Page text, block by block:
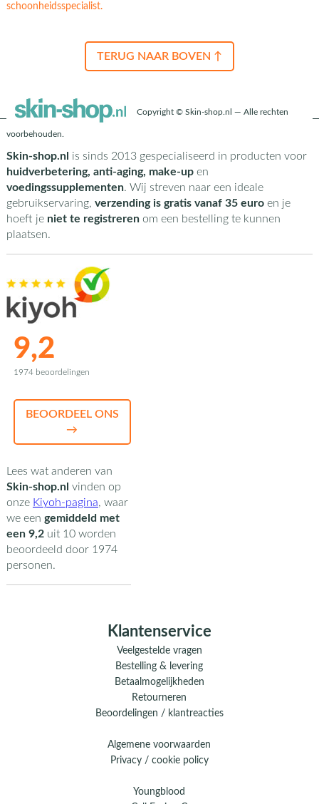
schoonheidsspecialist.
TERUG NAAR BOVEN ↑
Copyright © Skin-shop.nl — Alle rechten
voorbehouden.
Skin-shop.nl is sinds 2013 gespecialiseerd in producten voor
huidverbetering, anti-aging, make-upen
voedingssupplementen. Wij streven naar een ideale
gebruikservaring, verzending is gratis vanaf 35 euroen je
hoeft je niet te registrerenom een bestelling te kunnen
plaatsen.
9,2
1974 beoordelingen
BEOORDEEL ONS
→
Lees wat anderen van
Skin-shop.nl vinden op
onze Kiyoh-pagina, waar
we een gemiddeld met
een 9,2uit 10worden
beoordeeld door 1974
personen.
Klantenservice
Veelgestelde vragen
Bestelling & levering
Betaalmogelijkheden
Retourneren
Beoordelingen / klantreacties
Algemene voorwaarden
Privacy / cookie policy
Youngblood